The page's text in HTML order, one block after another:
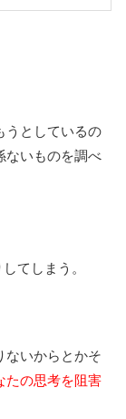
うとしているの
ないものを調べ
てしまう。
ないからとかそ
たの思考を阻害